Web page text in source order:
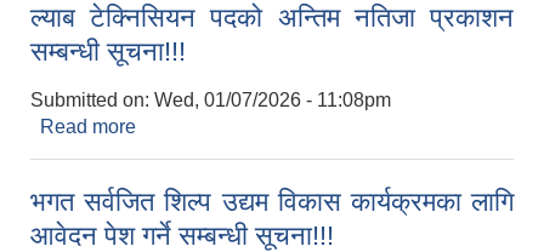
ल्याब टेक्निसियन पदको अन्तिम नतिजा प्रकाशन
सम्बन्धी सूचना!!!
Submitted on: Wed, 01/07/2026 - 11:08pm
Read more
भगत सर्वजित शिल्प उद्यम विकास कार्यक्रमका लागि
आवेदन पेश गर्ने सम्बन्धी सूचना!!!